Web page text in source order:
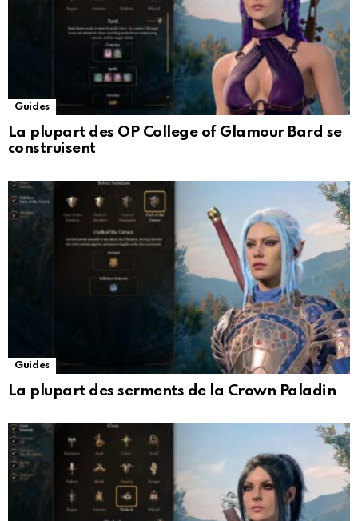
Guides
La plupart des OP College of Glamour Bard se
construisent
Guides
La plupart des serments de la Crown Paladin